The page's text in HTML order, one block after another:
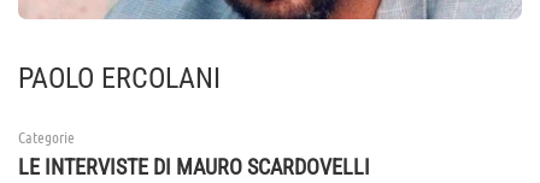
PAOLO ERCOLANI
Categorie
LE INTERVISTE DI MAURO SCARDOVELLI